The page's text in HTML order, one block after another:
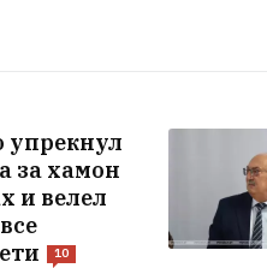
упрекнул
за хамон
и велел
10